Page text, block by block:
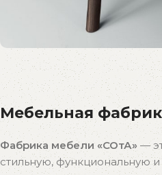
Распродажа
бестселлеров
Скидки на популярные
К покупкам
Мебельная
Фабрика мебели «СОтА» —
стильную, функциональную